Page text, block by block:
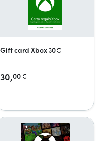
Gift card Xbox 30€
30,00€